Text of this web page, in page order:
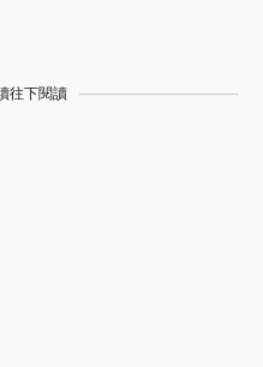
往下閱讀